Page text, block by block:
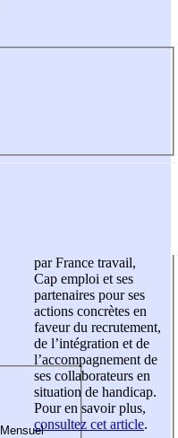
par France travail,
Cap emploi et ses
partenaires pour ses
actions concrètes en
faveur du recrutement,
de l’intégration et de
l’accompagnement de
ses collaborateurs en
situation de handicap.
Pour en savoir plus,
consultez cet article.